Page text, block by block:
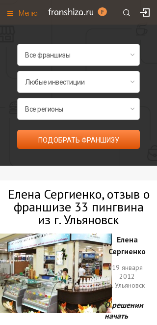
Меню
Франшизы по категориям
ПОДОБРАТЬ ФРАНШИЗУ
Елена Сергиенко, отзыв о
франшизе 33 пингвина
из г. Ульяновск
Елена
Сергиенко
19 января
2012
г. Ульяновск
О решении
начать